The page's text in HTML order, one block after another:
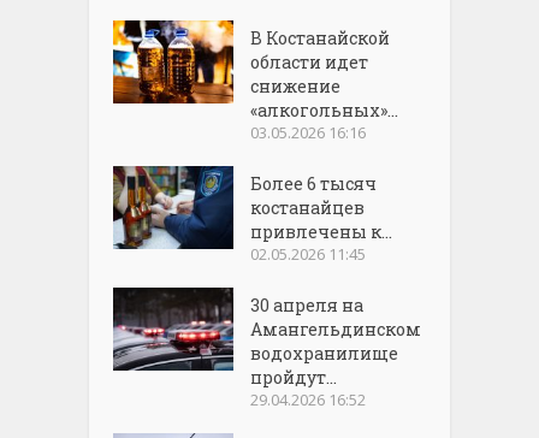
В Костанайской
области идет
снижение
«алкогольных»...
03.05.2026 16:16
Более 6 тысяч
костанайцев
привлечены к...
02.05.2026 11:45
30 апреля на
Амангельдинском
водохранилище
пройдут...
29.04.2026 16:52